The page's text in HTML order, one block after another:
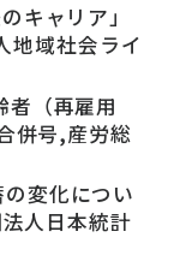
キャリア」
地域社会ライ
者（再雇用
併号,産労総
の変化につい
人日本統計